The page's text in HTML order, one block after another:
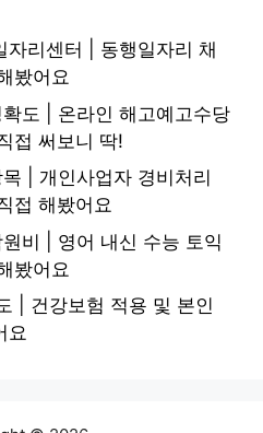
자리센터 | 동행일자리 채
봤어요
도 | 온라인 해고예고수당
접 써보니 딱!
| 개인사업자 경비처리
접 해봤어요
비 | 영어 내신 수능 토익
봤어요
| 건강보험 적용 및 본인
요